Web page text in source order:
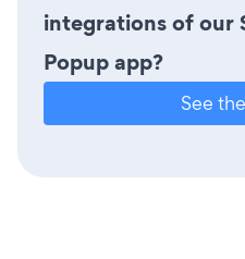
integrations of our
Popup app?
See